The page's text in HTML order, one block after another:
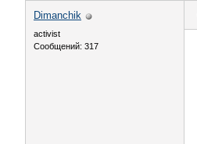
Dimanchik
activist
Сообщений: 317